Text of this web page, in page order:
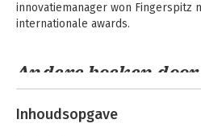
GEO. SEO in de tijd
innovatiemanager won Fingerspitz
internationale awards.
Andere boeken
IJsendoorn
Inhoudsopgave